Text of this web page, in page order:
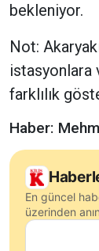
bekleniyor.
Not:
istasyonlara
farklılık
Haber:
En güncel
üzerinden